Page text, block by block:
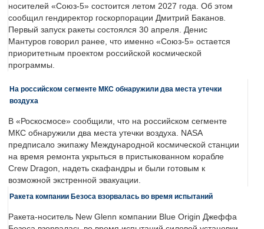
носителей «Союз-5» состоится летом 2027 года. Об этом
сообщил гендиректор госкорпорации Дмитрий Баканов.
Первый запуск ракеты состоялся 30 апреля. Денис
Мантуров говорил ранее, что именно «Союз-5» остается
приоритетным проектом российской космической
программы.
На российском сегменте МКС обнаружили два места утечки
воздуха
В «Роскосмосе» сообщили, что на российском сегменте
МКС обнаружили два места утечки воздуха. NASA
предписало экипажу Международной космической станции
на время ремонта укрыться в пристыкованном корабле
Crew Dragon, надеть скафандры и были готовым к
возможной экстренной эвакуации.
Ракета компании Безоса взорвалась во время испытаний
Ракета-носитель New Glenn компании Blue Origin Джеффа